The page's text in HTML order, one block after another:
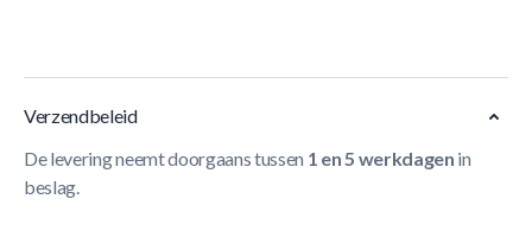
Verzendbeleid
De levering neemt doorgaans tussen 1 en 5 werkdagen in
beslag.